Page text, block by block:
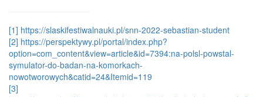
[1] https://slaskifestiwalnauki.pl/snn-2022-sebastian-student
[2] https://perspektywy.pl/portal/index.php?
option=com_content&view=article&id=7394:na-polsl-powstal-
symulator-do-badan-na-komorkach-
nowotworowych&catid=24&Itemid=119
[3]